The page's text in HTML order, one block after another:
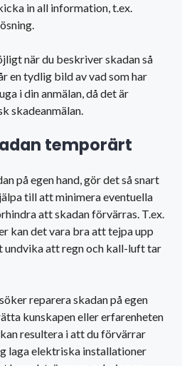
in all information, t.ex.
när du beskriver skadan så
en tydlig bild av vad som har
i din anmälan, då det är
skadeanmälan.
temporärt
på egen hand, gör det så snart
till att minimera eventuella
att skadan förvärras. T.ex.
kan det vara bra att tejpa upp
att regn och kall-luft tar
reparera skadan på egen
kunskapen eller erfarenheten
resultera i att du förvärrar
laga elektriska installationer